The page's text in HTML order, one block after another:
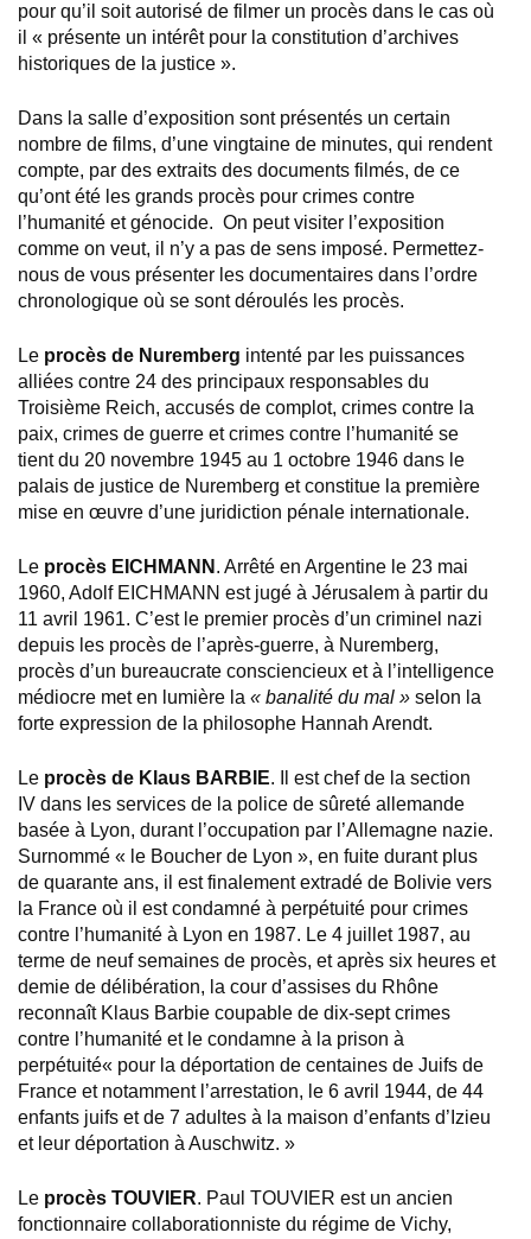
pour qu’il soit autorisé de filmer un procès dans le cas où
il « présente un intérêt pour la constitution d’archives
historiques de la justice ».
Dans la salle d’exposition sont présentés un certain
nombre de films, d’une vingtaine de minutes, qui rendent
compte, par des extraits des documents filmés, de ce
qu’ont été les grands procès pour crimes contre
l’humanité et génocide. On peut visiter l’exposition
comme on veut, il n’y a pas de sens imposé. Permettez-
nous de vous présenter les documentaires dans l’ordre
chronologique où se sont déroulés les procès.
Le procès de Nuremberg intenté par les puissances
alliées contre 24 des principaux responsables du
Troisième Reich, accusés de complot, crimes contre la
paix, crimes de guerre et crimes contre l’humanité se
tient du 20 novembre 1945 au 1 octobre 1946 dans le
palais de justice de Nuremberg et constitue la première
mise en œuvre d’une juridiction pénale internationale.
Le procès EICHMANN . Arrêté en Argentine le 23 mai
1960, Adolf EICHMANN est jugé à Jérusalem à partir du
11 avril 1961. C’est le premier procès d’un criminel nazi
depuis les procès de l’après-guerre, à Nuremberg,
procès d’un bureaucrate consciencieux et à l’intelligence
médiocre met en lumière la « banalité du mal » selon la
forte expression de la philosophe Hannah Arendt.
Le procès de Klaus BARBIE. Il est chef de la section
IV dans les services de la police de sûreté allemande
basée à Lyon, durant l’occupation par l’Allemagne nazie.
Surnommé « le Boucher de Lyon », en fuite durant plus
de quarante ans, il est finalement extradé de Bolivie vers
la France où il est condamné à perpétuité pour crimes
contre l’humanité à Lyon en 1987. Le 4 juillet 1987, au
terme de neuf semaines de procès, et après six heures et
demie de délibération, la cour d’assises du Rhône
reconnaît Klaus Barbie coupable de dix-sept crimes
contre l’humanité et le condamne à la prison à
perpétuité« pour la déportation de centaines de Juifs de
France et notamment l’arrestation, le 6 avril 1944, de 44
enfants juifs et de 7 adultes à la maison d’enfants d’Izieu
et leur déportation à Auschwitz. »
Le procès TOUVIER. Paul TOUVIER est un ancien
fonctionnaire collaborationniste du régime de Vichy,